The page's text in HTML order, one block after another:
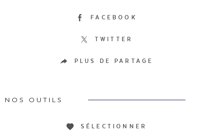
FACEBOOK
TWITTER
PLUS DE PARTAGE
NOS OUTILS
SÉLECTIONNER